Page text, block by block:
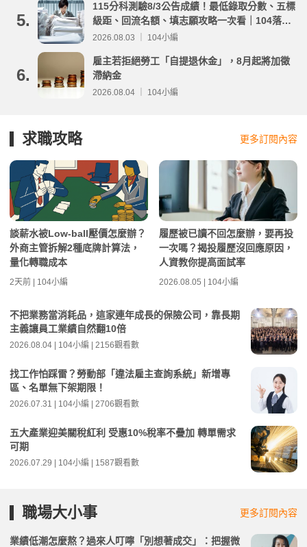
5.
115分科測驗8/3公告成績！最低錄取分數、五標
級距、回流名額、填志願攻略一次看｜104落點
分析
2026.08.03 ｜ 104小編
6.
雇主若拒絕勞工「自提退休金」，8月起將加徵
滯納金
2026.08.04 ｜ 104小編
求職攻略 更多訂閱內容
談薪水被Low-ball壓價怎麼辦？
外商主管拆解2種底牌計算法，
量化轉職成本
2天前 | 104小編
履歷被已讀不回怎麼辦，要再投
一次嗎？揭投履歷沒回應原因，
人資教你提高面試率
2026.08.05 | 104小編
不把業務當消耗品，這家連年成長的保險公司，靠長期
主義讓員工業績自然翻10倍
2026.08.04 | 104小編 | 2156觀看數
找工作怕踩雷？勞動部「違法雇主查詢系統」新增專
區、名單無下架期限！
2026.07.31 | 104小編 | 2706觀看數
五大產業迎美關稅紅利 受惠10%稅率不疊加 轉單需求
可期
2026.07.29 | 104小編 | 1587觀看數
職場大小事 更多訂閱內容
業績低潮怎麼熬？過來人叮嚀「別想著成交」：把握微